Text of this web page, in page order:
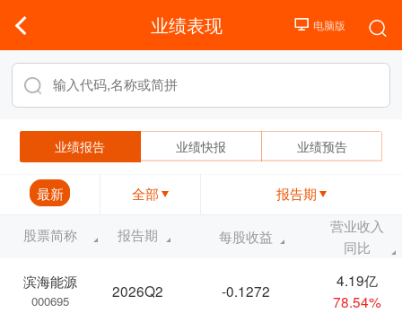
业绩表现
业绩报告 业绩快报 业绩预告
最新 全部 报告期
股票简称 报告期
滨海能源
000695
2026Q2
每股收益
营业收入
同比
-0.1272
4.19亿
78.54%